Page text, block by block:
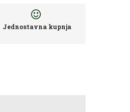
Jednostavna kupnja